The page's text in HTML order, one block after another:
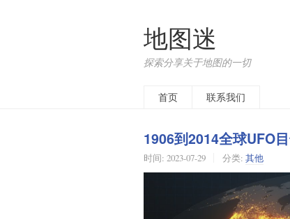
地图迷
探索分享关于地图的一切
首页
联系我们
1906到2014全球UFO
时间: 2023-07-29 分类: 其他